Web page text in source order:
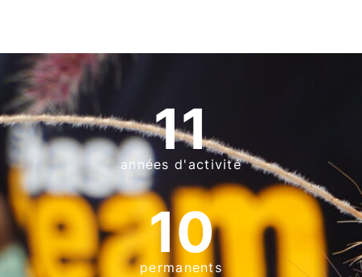
années d'activité
11
permanents
10